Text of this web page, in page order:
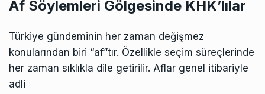
Af Söylemleri Gölgesinde KHK’lılar
Türkiye gündeminin her zaman değişmez
konularından biri “af”tır. Özellikle seçim süreçlerinde
her zaman sıklıkla dile getirilir. Aflar genel itibariyle
adli